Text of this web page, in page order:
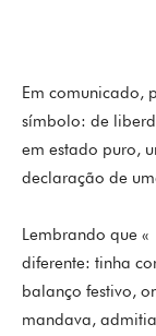
Em comunicado,
símbolo: de
em estado puro,
declaração de
Lembrando que
diferente: tinha
balanço festivo,
mandava,